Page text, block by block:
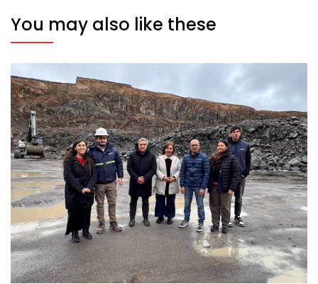
You may also like these